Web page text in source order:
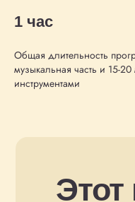
1 час
Общая длительность
музыкальная часть и 15-20
инструментами